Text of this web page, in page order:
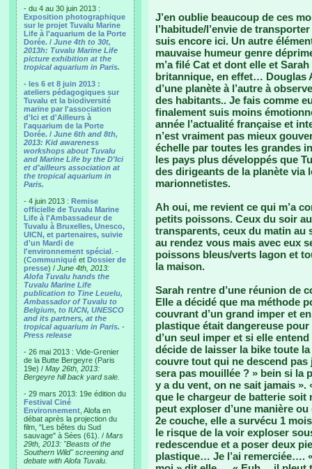
- du 4 au 30 juin 2013 :
Exposition photographique
sur le projet Tuvalu Marine
Life à l'aquarium de la Porte
Dorée. / June 4th to 30t,
2013h: Tuvalu Marine Life
picture exhibition at the
tropical aquarium in Paris.
- les 6 et 8 juin 2013 :
ateliers pédagogiques sur
Tuvalu et la biodiversité
marine par l'association
d'Ici et d'Ailleurs à
l'aquarium de la Porte
Dorée. / June 6th and 8th,
2013: Kid awareness
workshops about Tuvalu
and Marine Life by the D'Ici
et d'ailleurs association at
the tropical aquarium in
Paris.
- 4 juin 2013 : Remise
officielle de Tuvalu Marine
Life à l'Ambassadeur de
Tuvalu à Bruxelles, Unesco,
UICN, et partenaires, suivie
d'un Mardi de
l'environnement spécial . -
(Communiqué et Dossier de
presse) / June 4th, 2013:
Alofa Tuvalu hands the
Tuvalu Marine Life
publication to Tine Leuelu,
Ambassador of Tuvalu to
Belgium, to IUCN, UNESCO
and its partners, at the
tropical aquarium in Paris. -
Press release
- 26 mai 2013 : Vide-Grenier
de la Butte Bergeyre (Paris
19e) / May 26th, 2013:
Bergeyre hill back yard sale.
- 29 mars 2013: 19e édition du
Festival Ciné
Environnement , Alofa en
débat après la projection du
film, "Les bêtes du Sud
sauvage" à Sées (61). / Mars
29th, 2013: "Beasts of the
Southern Wild" screening and
debate with Alofa Tuvalu.
J’en oublie beaucoup de ces
l’habitude/l’envie de
suis encore ici. Un autre
mauvaise humeur genre
m’a filé Cat et dont elle et
britannique, en effet… Douglas
d’une planète à l’autre à
des habitants.. Je fais comme
finalement suis moins
année l’actualité française et
n’est vraiment pas mieux
échelle par toutes les grandes
les pays plus développés que
des dirigeants de la planète via
marionnetistes.
Ah oui, me revient ce qui m’a
petits poissons. Ceux du soir
transparents, ceux du matin au
au rendez vous mais avec eux
poissons bleus/verts lagon et
la maison.
Sarah rentre d’une réunion de
Elle a décidé que ma méthode
couvrant d’un grand imper et
plastique était dangereuse
d’un seul imper et si elle
décide de laisser la bike toute
couvre tout qui ne descend pas
sera pas mouillée ? » bein si la
y a du vent, on ne sait jamais ».
que le chargeur de batterie soit
peut exploser d’une manière
2e couche, elle a survécu 1
le risque de la voir exploser
redescendue et a poser deux
plastique… Je l’ai remerciée….